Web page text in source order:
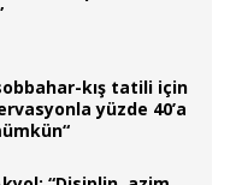
kış tatili için
yüzde 40’a